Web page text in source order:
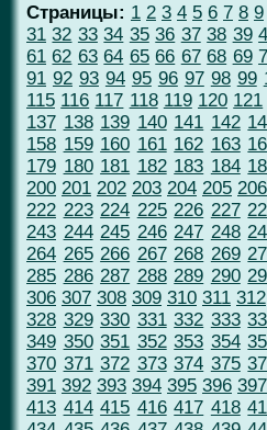
Страницы: 1 2 3 4 5 6 7 8 9
31 32 33 34 35 36 37 38 39
61 62 63 64 65 66 67 68 69
91 92 93 94 95 96 97 98 99
115 116 117 118 119 120 121
137 138 139 140 141 142
158 159 160 161 162 163
179 180 181 182 183 184
200 201 202 203 204 205 206
222 223 224 225 226 227
243 244 245 246 247 248
264 265 266 267 268 269
285 286 287 288 289 290
306 307 308 309 310 311 312
328 329 330 331 332 333
349 350 351 352 353 354
370 371 372 373 374 375
391 392 393 394 395 396 397
413 414 415 416 417 418